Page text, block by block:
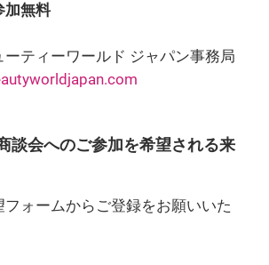
加無料
ーティーワールド ジャパン事務局
談会へのご参加を希望される来
ォームからご登録をお願いいた